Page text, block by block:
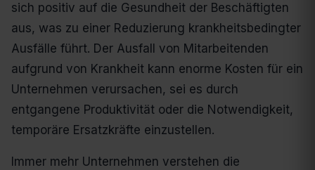
sich positiv auf die Gesundheit der Beschäftigten
aus, was zu einer Reduzierung krankheitsbedingter
Ausfälle führt. Der Ausfall von Mitarbeitenden
aufgrund von Krankheit kann enorme Kosten für ein
Unternehmen verursachen, sei es durch
entgangene Produktivität oder die Notwendigkeit,
temporäre Ersatzkräfte einzustellen.
Immer mehr Unternehmen verstehen die